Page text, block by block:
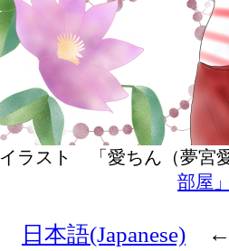
イラスト 「愛ちん（夢
部屋
日本語(Japanese)